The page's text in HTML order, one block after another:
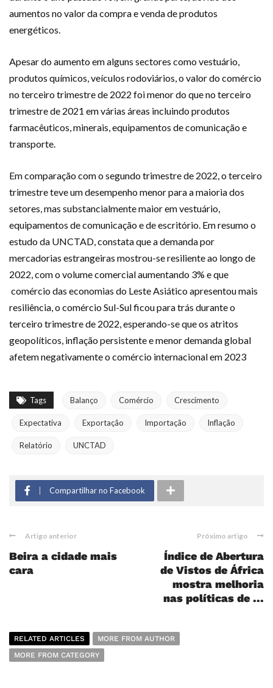
aumentos no valor da compra e venda de produtos
energéticos.
Apesar do aumento em alguns sectores como vestuário,
produtos químicos, veículos rodoviários, o valor do comércio
no terceiro trimestre de 2022 foi menor do que no terceiro
trimestre de 2021 em várias áreas incluindo produtos
farmacêuticos, minerais, equipamentos de comunicação e
transporte.
Em comparação com o segundo trimestre de 2022, o terceiro
trimestre teve um desempenho menor para a maioria dos
setores, mas substancialmente maior em vestuário,
equipamentos de comunicação e de escritório. Em resumo o
estudo da UNCTAD, constata que a demanda por
mercadorias estrangeiras mostrou-se resiliente ao longo de
2022, com o volume comercial aumentando 3% e que
comércio das economias do Leste Asiático apresentou mais
resiliência, o comércio Sul-Sul ficou para trás durante o
terceiro trimestre de 2022, esperando-se que os atritos
geopolíticos, inflação persistente e menor demanda global
afetem negativamente o comércio internacional em 2023
Tags Balanço Comércio Crescimento
Expectativa Exportação Importação Inflação
Relatório UNCTAD
Compartilhar no Facebook
Artigo anterior
Beira a cidade mais
cara
Próximo artigo
Índice de Abertura
de Vistos de África
mostra melhoria
nas políticas de ...
RELATED ARTICLES
MORE FROM AUTHOR
MORE FROM CATEGORY